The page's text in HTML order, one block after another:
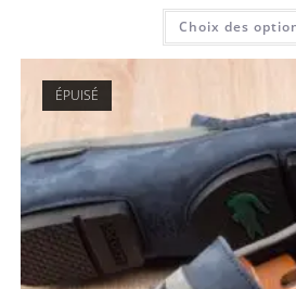
Choix des
ÉPUISÉ